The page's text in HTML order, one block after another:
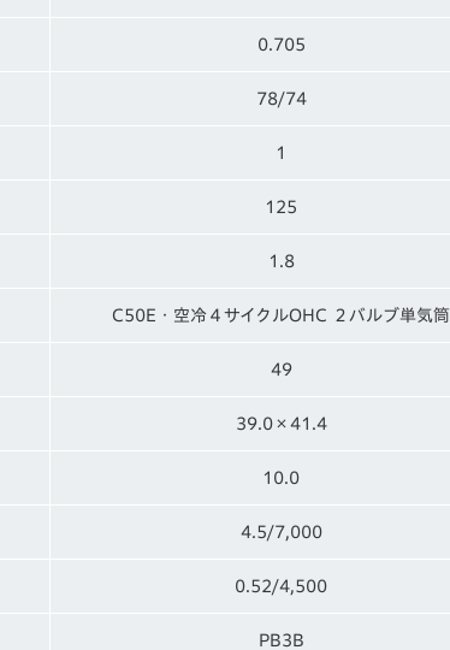
0.705
78/74
1
125
1.8
C50E・空冷４サイクルOHC ２バルブ単気筒
49
39.0×41.4
10.0
4.5/7,000
0.52/4,500
PB3B